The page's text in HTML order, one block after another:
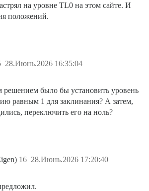
на уровне TL0 на этом сайте. И
положений.
28.Июнь.2026 16:35:04
было бы установить уровень
равным 1 для заклинания? А затем,
переключить его на ноль?
28.Июнь.2026 17:20:40
16